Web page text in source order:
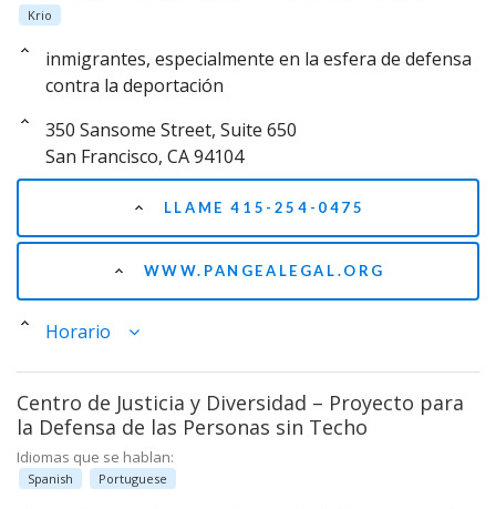
Krio
inmigrantes, especialmente en la esfera de defensa
contra la deportación
350 Sansome Street, Suite 650
San Francisco, CA 94104
LLAME 415-254-0475
WWW.PANGEALEGAL.ORG
Horario
Centro de Justicia y Diversidad – Proyecto para
la Defensa de las Personas sin Techo
Idiomas que se hablan:
Spanish Portuguese